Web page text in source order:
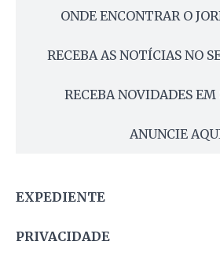
ONDE ENCONTRAR O
RECEBA AS NOTÍCIAS NO
RECEBA NOVIDADES
ANUNCIE
EXPEDIENTE
PRIVACIDADE